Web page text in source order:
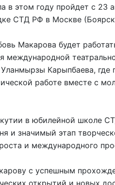
в этом году пройдет с 23
СТД РФ в Москве
Макарова будет
международной
Карыпбаева, где
работе вместе с
в юбилейной школе
и значимый этап
и международного
с успешным